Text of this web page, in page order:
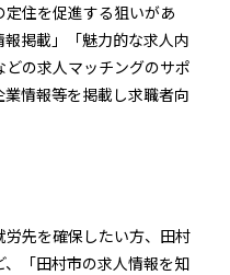
住を促進する狙いがあ
掲載」「魅力的な求人内
の求人マッチングのサポ
情報等を掲載し求職者向
先を確保したい方、田村
「田村市の求人情報を知